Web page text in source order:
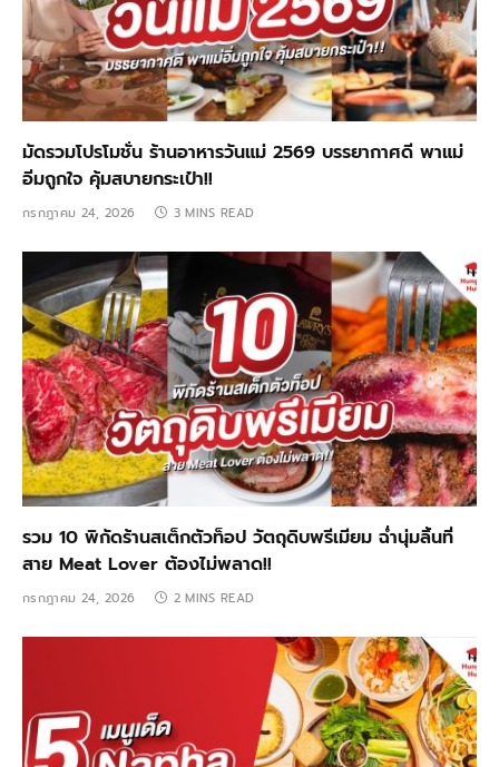
มัดรวมโปรโมชั่น ร้านอาหารวันแม่ 2569 บรรยากาศดี พาแม่
อิ่มถูกใจ คุ้มสบายกระเป๋า!!
กรกฎาคม 24, 2026 3 MINS READ
รวม 10 พิกัดร้านสเต็กตัวท็อป วัตถุดิบพรีเมียม ฉ่ำนุ่มลิ้นที่
สาย Meat Lover ต้องไม่พลาด!!
กรกฎาคม 24, 2026 2 MINS READ